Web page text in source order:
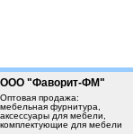
ООО "Фаворит-ФМ"
Оптовая продажа:
мебельная фурнитура,
аксессуары для мебели,
комплектующие для мебели